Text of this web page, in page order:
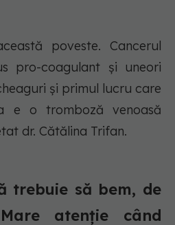
poveste. Cancerul
pro-coagulant și uneori
și primul lucru care
e o tromboză venoasă
dr. Cătălina Trifan.
trebuie să bem, de
atenție când